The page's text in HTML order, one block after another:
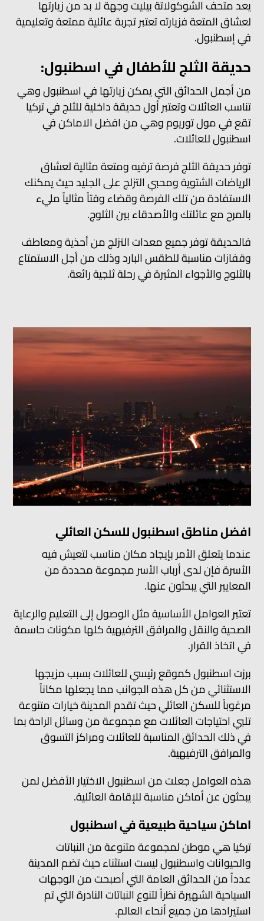
يعد متحف الشوكولاتة بيليت وجهة لا بد من زيارتها
لعشاق المتعة فزيارته تعتبر تجربة عائلية ممتعة وتعليمية
في إسطنبول.
حديقة الثلج للأطفال في اسطنبول:
من أجمل الحدائق التي يمكن زيارتها في اسطنبول وهي
تناسب العائلات وتعتبر أول حديقة داخلية للثلج في تركيا
تقع في مول توريوم وهي من افضل الاماكن في
اسطنبول للعائلات.
توفر حديقة الثلج فرصة ترفيه ومتعة مثالية لعشاق
الرياضات الشتوية ومحبي التزلج على الجليد حيث يمكنك
الاستفادة من تلك الفرصة وقضاء وقتاً مثالياً مليء
بالمرح مع عائلتك والأصدقاء بين الثلوج.
فالحديقة توفر جميع معدات التزلج من أحذية ومعاطف
وقفازات مناسبة للطقس البارد وذلك من أجل الاستمتاع
بالثلوج والأجواء المثيرة في رحلة ثلجية رائعة.
افضل مناطق اسطنبول للسكن العائلي
عندما يتعلق الأمر بإيجاد مكان مناسب لتعيش فيه
الأسرة فإن لدى أرباب الأسر مجموعة محددة من
المعايير التي يبحثون عنها.
تعتبر العوامل الأساسية مثل الوصول إلى التعليم والرعاية
الصحية والنقل والمرافق الترفيهية كلها مكونات حاسمة
في اتخاذ القرار.
برزت اسطنبول كموقع رئيسي للعائلات بسبب مزيجها
الاستثنائي من كل هذه الجوانب مما يجعلها مكاناً
مرغوباً للسكن العائلي حيث تقدم المدينة خيارات متنوعة
تلبي احتياجات العائلات مع مجموعة من وسائل الراحة بما
في ذلك الحدائق المناسبة للعائلات ومراكز التسوق
والمرافق الترفيهية.
هذه العوامل جعلت من اسطنبول الاختيار الأفضل لمن
يبحثون عن أماكن مناسبة للإقامة العائلية.
اماكن سياحية طبيعية في اسطنبول
تركيا هي موطن لمجموعة متنوعة من النباتات
والحيوانات واسطنبول ليست استثناء حيث تضم المدينة
عدداً من الحدائق العامة التي أصبحت من الوجهات
السياحية الشهيرة نظراً لتنوع النباتات النادرة التي تم
استيرادها من جميع أنحاء العالم.